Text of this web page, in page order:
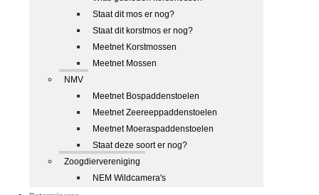
Staat dit mos er nog?
Staat dit korstmos er nog?
Meetnet Korstmossen
Meetnet Mossen
NMV
Meetnet Bospaddenstoelen
Meetnet Zeereeppaddenstoelen
Meetnet Moeraspaddenstoelen
Staat deze soort er nog?
Zoogdiervereniging
NEM Wildcamera's